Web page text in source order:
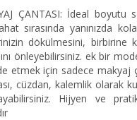
ÇANTASI: İdeal boyutu
sırasında yanınızda
dökülmesini, birbirine
önleyebilirsiniz. ek bir
etmek için sadece makyaj
cüzdan, kalemlik olarak
Hijyen ve